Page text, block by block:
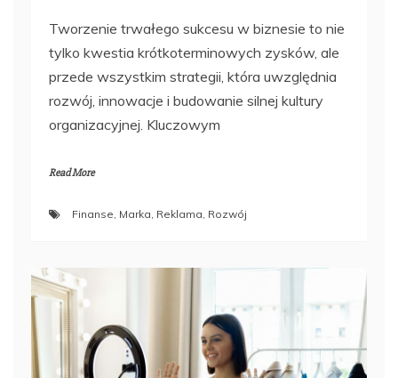
Tworzenie trwałego sukcesu w biznesie to nie
tylko kwestia krótkoterminowych zysków, ale
przede wszystkim strategii, która uwzględnia
rozwój, innowacje i budowanie silnej kultury
organizacyjnej. Kluczowym
Read More
Finanse, Marka, Reklama, Rozwój